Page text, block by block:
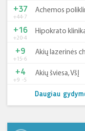
+44-7
+37 Achemos
+20-4
+16 Hipokrato
+15-6
+9 Akių lazerinės
+9 -5
+4 Akių šviesa, VšĮ
Daugiau